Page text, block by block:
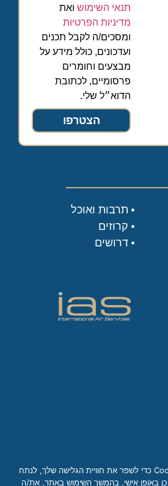
תנאי השימוש ואת
מדיניות הפרטיות
ומסכים/ה לקבל תכנים
ועדכונים, כולל מידע על
מבצעים וחומרים
פרסומיים, לכתובת
הדוא״ל שלי.
הצטרפו
תרבות ואוכל
קרוזים
דרושים
אנו משתמשים בקובצי Cookie כדי לשפר את חוויית הגלישה שלך, לנתח
באופן אישי. בהמשך השימוש באתר, את/ה